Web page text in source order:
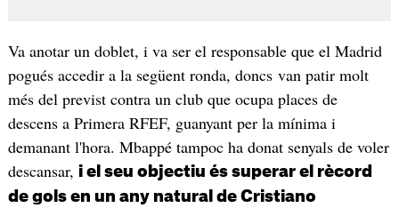
Va anotar un doblet, i va ser el responsable que el Madrid
pogués accedir a la següent ronda, doncs van patir molt
més del previst contra un club que ocupa places de
descens a Primera RFEF, guanyant per la mínima i
demanant l'hora. Mbappé tampoc ha donat senyals de voler
descansar, i el seu objectiu és superar el rècord
de gols en un any natural de Cristiano